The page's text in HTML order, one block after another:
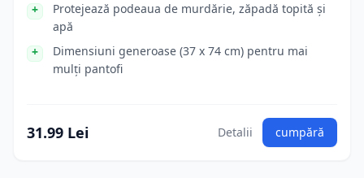
Protejează podeaua de murdărie, zăpadă topită și
apă
Dimensiuni generoase (37 x 74 cm) pentru mai
mulți pantofi
31.99 Lei Detalii cumpără